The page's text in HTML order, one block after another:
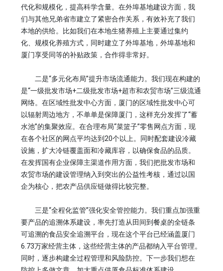
代化和规模化，提高科学含量。在外埠基地建设方面，我
们与其他兄弟省市建立了紧密合作关系，有效补充了我们
本地的供给。比如我们在本地生猪养殖上主要通过集约
化、规模化养殖方式，同时建立了外埠基地，外埠基地和
厦门享受同等的补贴政策，合作得非常好。
二是“多元化布局”提升市场流通能力。我们现在构建的
是“一级批发市场+二级批发市场+超市和农贸市场”三级流通
网络。在区域性批发中心方面，厦门的区域性批发中心可
以辐射周边地方，不单单是保障厦门，这样充分发挥了“蓄
水池”的集聚效应。在合理布局“菜篮子”零售网点方面，现
在各个社区的网点平均达到20个以上。同时配套建设冷藏
设施，扩大冷链覆盖面和冷藏库容，以确保食品的品质。
在发挥国有企业保障主渠道作用方面，我们把批发市场和
农贸市场的建设管理纳入到突出的公益性考核，通过以国
企为核心，把农产品供应链做得比较完整。
三是“全程化监管”强化安全管控能力。我们重点加强重
要产品的追溯体系建设，率先打造从田间到餐桌的全链条
可追溯的食品安全追溯平台，现在这个平台已经涵盖厦门
6.73万家经营主体，这些经营主体的产品都纳入平台管理。
同时，逐步构建全过程管理和风险防控。下一步我们想在